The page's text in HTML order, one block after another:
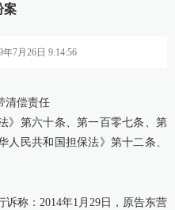
究院
版
案
7月26日 9:14:56
偿责任
》第六十条、第一百零七条、第
人民共和国担保法》第十二条、
称：2014年1月29日，原告东营